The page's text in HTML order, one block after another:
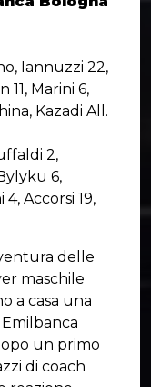
Iannuzzi 22,
11, Marini 6,
Kazadi All.
2,
6,
Accorsi 19,
delle
maschile
a casa una
un primo
di coach